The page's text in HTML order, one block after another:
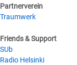
Partnerverein
Traumwerk
Friends & Support
SUb
Radio Helsinki